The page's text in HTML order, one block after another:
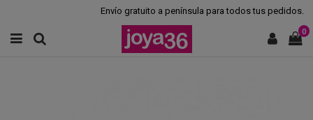
Envío gratuito a península para todos tus pedidos.
0